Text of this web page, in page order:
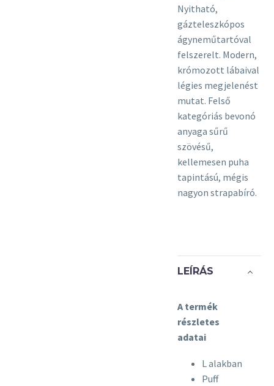
Nyitható,
gázteleszkópos
ágyneműtartóval
felszerelt. Modern,
krómozott lábaival
légies megjelenést
mutat. Felső
kategóriás bevonó
anyaga sűrű
szövésű,
kellemesen puha
tapintású, mégis
nagyon strapabíró.
LEÍRÁS
A termék
részletes
adatai
L alakban
Puff